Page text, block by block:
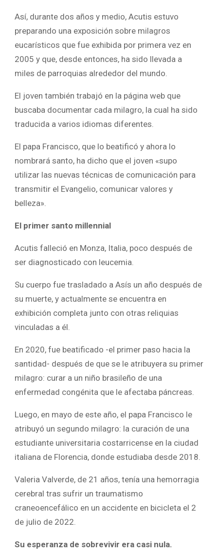
Así, durante dos años y medio, Acutis estuvo
preparando una exposición sobre milagros
eucarísticos que fue exhibida por primera vez en
2005 y que, desde entonces, ha sido llevada a
miles de parroquias alrededor del mundo.
El joven también trabajó en la página web que
buscaba documentar cada milagro, la cual ha sido
traducida a varios idiomas diferentes.
El papa Francisco, que lo beatificó y ahora lo
nombrará santo, ha dicho que el joven «supo
utilizar las nuevas técnicas de comunicación para
transmitir el Evangelio, comunicar valores y
belleza».
El primer santo millennial
Acutis falleció en Monza, Italia, poco después de
ser diagnosticado con leucemia.
Su cuerpo fue trasladado a Asís un año después de
su muerte, y actualmente se encuentra en
exhibición completa junto con otras reliquias
vinculadas a él.
En 2020, fue beatificado -el primer paso hacia la
santidad- después de que se le atribuyera su primer
milagro: curar a un niño brasileño de una
enfermedad congénita que le afectaba páncreas.
Luego, en mayo de este año, el papa Francisco le
atribuyó un segundo milagro: la curación de una
estudiante universitaria costarricense en la ciudad
italiana de Florencia, donde estudiaba desde 2018.
Valeria Valverde, de 21 años, tenía una hemorragia
cerebral tras sufrir un traumatismo
craneoencefálico en un accidente en bicicleta el 2
de julio de 2022.
Su esperanza de sobrevivir era casi nula.